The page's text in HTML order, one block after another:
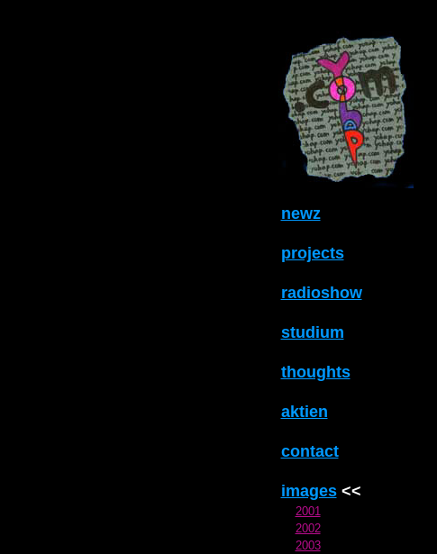
newz
projects
radioshow
studium
thoughts
aktien
contact
images<<
2001
2002
2003